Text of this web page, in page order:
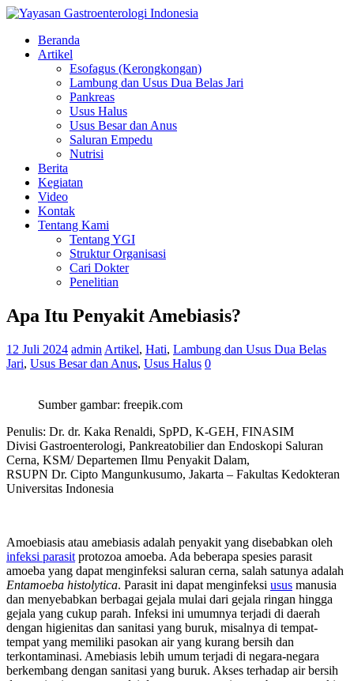
Beranda
Artikel
Esofagus (Kerongkongan)
Lambung dan Usus Dua Belas Jari
Pankreas
Usus Halus
Usus Besar dan Anus
Saluran Empedu
Nutrisi
Berita
Kegiatan
Video
Kontak
Tentang Kami
Tentang YGI
Struktur Organisasi
Cari Dokter
Penelitian
Apa Itu Penyakit Amebiasis?
12 Juli 2024 admin Artikel, Hati, Lambung dan Usus Dua Belas
Jari, Usus Besar dan Anus, Usus Halus 0
Sumber gambar: freepik.com
Penulis: Dr. dr. Kaka Renaldi, SpPD, K-GEH, FINASIM
Divisi Gastroenterologi, Pankreatobilier dan Endoskopi Saluran
Cerna, KSM/ Departemen Ilmu Penyakit Dalam,
RSUPN Dr. Cipto Mangunkusumo, Jakarta – Fakultas Kedokteran
Universitas Indonesia
Amoebiasis atau amebiasis adalah penyakit yang disebabkan oleh
infeksi parasit protozoa amoeba. Ada beberapa spesies parasit
amoeba yang dapat menginfeksi saluran cerna, salah satunya adalah
Entamoeba histolytica. Parasit ini dapat menginfeksi usus manusia
dan menyebabkan berbagai gejala mulai dari gejala ringan hingga
gejala yang cukup parah. Infeksi ini umumnya terjadi di daerah
dengan higienitas dan sanitasi yang buruk, misalnya di tempat-
tempat yang memiliki pasokan air yang kurang bersih dan
terkontaminasi. Amebiasis lebih umum terjadi di negara-negara
berkembang dengan sanitasi yang buruk. Akses terhadap air bersih